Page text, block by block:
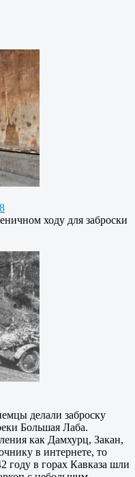
ходу для заброски
делали заброску
Большая Лаба.
как Дамхурц, Закан,
в интернете, то
году в горах Кавказа шли